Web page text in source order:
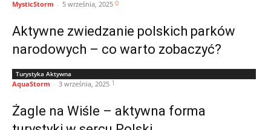
MysticStorm - 5 września, 2025 0
Aktywne zwiedzanie polskich parków
narodowych – co warto zobaczyć?
Turystyka Aktywna
AquaStorm - 3 września, 2025 1
Żagle na Wiśle – aktywna forma